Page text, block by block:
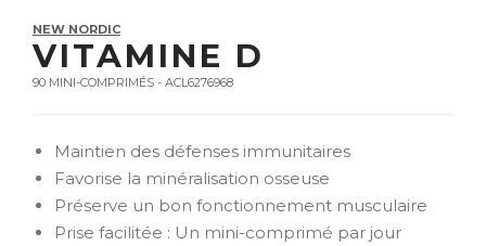
NEW NORDIC
VITAMINE D
90 MINI-COMPRIMÉS - ACL6276968
Maintien des défenses immunitaires
Favorise la minéralisation osseuse
Préserve un bon fonctionnement musculaire
Prise facilitée : Un mini-comprimé par jour